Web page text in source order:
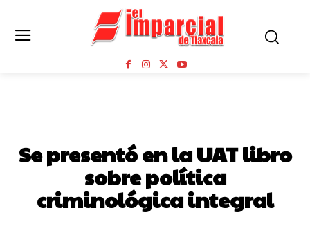
Se presentó en la UAT libro
sobre política
criminológica integral